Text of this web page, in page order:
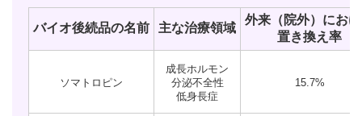
バイオ後続品の名前 主な治療領域
外来（院外）にお
置き換え率
ソマトロピン
成長ホルモン
分泌不全性
低身長症
15.7%